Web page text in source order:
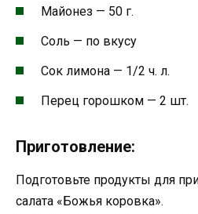
Майонез — 50 г.
Соль — по вкусу
Сок лимона — 1/2 ч. л.
Перец горошком — 2 шт.
Приготовление:
Подготовьте продукты для
салата «Божья коровка».